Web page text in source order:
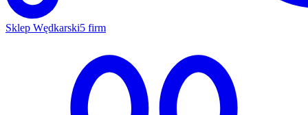
Sklep Wędkarski5 firm